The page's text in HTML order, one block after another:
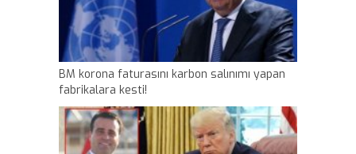
BM korona faturasını karbon salınımı yapan
fabrikalara kesti!